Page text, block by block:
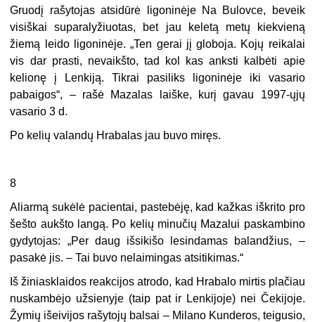
Gruodį rašytojas atsidūrė ligoninėje Na Bulovce, beveik
visiškai suparalyžiuotas, bet jau keletą metų kiekvieną
žiemą leido ligoninėje. „Ten gerai jį globoja. Kojų reikalai
vis dar prasti, nevaikšto, tad kol kas anksti kalbėti apie
kelionę į Lenkiją. Tikrai pasiliks ligoninėje iki vasario
pabaigos“, – rašė Mazalas laiške, kurį gavau 1997-ųjų
vasario 3 d.
Po kelių valandų Hrabalas jau buvo miręs.
8
Aliarmą sukėlė pacientai, pastebėję, kad kažkas iškrito pro
šešto aukšto langą. Po kelių minučių Mazalui paskambino
gydytojas: „Per daug išsikišo lesindamas balandžius, –
pasakė jis. – Tai buvo nelaimingas atsitikimas.“
Iš žiniasklaidos reakcijos atrodo, kad Hrabalo mirtis plačiau
nuskambėjo užsienyje (taip pat ir Lenkijoje) nei Čekijoje.
Žymių išeivijos rašytojų balsai – Milano Kunderos, teigusio,